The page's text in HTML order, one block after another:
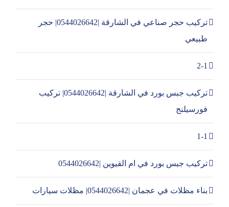
تركيب حجر صناعي في الشارقة |0544026642| حجر
طبيعي
2-1
تركيب جبس بورد في الشارقة |0544026642| تركيب
فورسيلنج
1-1
تركيب جبس بورد في ام القيوين |0544026642
بناء مظلات في عجمان |0544026642| مظلات سيارات